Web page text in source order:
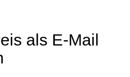
als E-Mail